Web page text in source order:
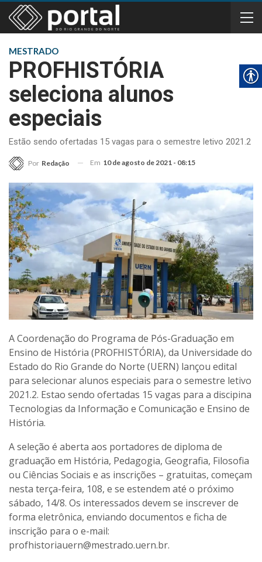
MESTRADO
PROFHISTÓRIA
seleciona alunos
especiais
Estão sendo ofertadas 15 vagas para o semestre letivo 2021.2
Por Redação Em 10 de agosto de 2021 - 08:15
A Coordenação do Programa de Pós-Graduação em
Ensino de História (PROFHISTÓRIA), da Universidade do
Estado do Rio Grande do Norte (UERN) lançou edital
para selecionar alunos especiais para o semestre letivo
2021.2. Estao sendo ofertadas 15 vagas para a discipina
Tecnologias da Informação e Comunicação e Ensino de
História.
A seleção é aberta aos portadores de diploma de
graduação em História, Pedagogia, Geografia, Filosofia
ou Ciências Sociais e as inscrições – gratuitas, começam
nesta terça-feira, 108, e se estendem até o próximo
sábado, 14/8. Os interessados devem se inscrever de
forma eletrônica, enviando documentos e ficha de
inscrição para o e-mail:
profhistoriauern@mestrado.uern.br.